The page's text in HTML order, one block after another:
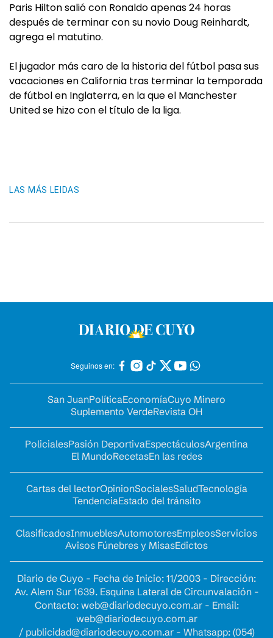
Paris Hilton salió con Ronaldo apenas 24 horas
después de terminar con su novio Doug Reinhardt,
agrega el matutino.
El jugador más caro de la historia del fútbol pasa sus
vacaciones en California tras terminar la temporada
de fútbol en Inglaterra, en la que el Manchester
United se hizo con el título de la liga.
LAS MÁS LEIDAS
Seguinos en:
San JuanPolíticaEconomíaCuyo Minero
Suplemento VerdeRevista OH
PolicialesPasión DeportivaEspectáculosArgentina
El MundoRecetasEn las redes
Cartas del lectorOpinionSocialesSaludTecnología
TendenciaEstado del tránsito
ClasificadosInmueblesAutomotoresEmpleosServicios
Avisos Fúnebres y MisasEdictos
Diario de Cuyo - Fecha de Inicio: 11/2003 - Dirección:
Av. Alem Sur 1639. Esquina Lateral de Circunvalación -
Contacto: web@diariodecuyo.com.ar- Email:
web@diariodecuyo.com.ar
/ publicidad@diariodecuyo.com.ar- Whatsapp: (054)